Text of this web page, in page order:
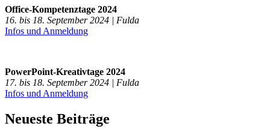
Office-Kompetenztage 2024
16. bis 18. September 2024 | Fulda
Infos und Anmeldung
PowerPoint-Kreativtage 2024
17. bis 18. September 2024 | Fulda
Infos und Anmeldung
Neueste Beiträge